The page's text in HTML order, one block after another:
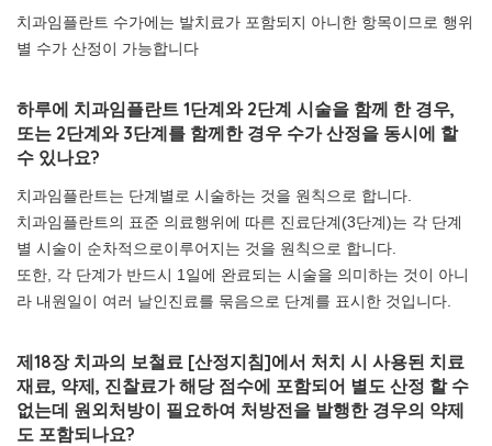
치과임플란트 수가에는 발치료가 포함되지 아니한 항목이므로 행위
별 수가 산정이 가능합니다
하루에 치과임플란트 1단계와 2단계 시술을 함께 한 경우,
또는 2단계와 3단계를 함께한 경우 수가 산정을 동시에 할
수 있나요?
치과임플란트는 단계별로 시술하는 것을 원칙으로 합니다.
치과임플란트의 표준 의료행위에 따른 진료단계(3단계)는 각 단계
별 시술이 순차적으로이루어지는 것을 원칙으로 합니다.
또한, 각 단계가 반드시 1일에 완료되는 시술을 의미하는 것이 아니
라 내원일이 여러 날인진료를 묶음으로 단계를 표시한 것입니다.
제18장 치과의 보철료 [산정지침]에서 처치 시 사용된 치료
재료, 약제, 진찰료가 해당 점수에 포함되어 별도 산정 할 수
없는데 원외처방이 필요하여 처방전을 발행한 경우의 약제
도 포함되나요?